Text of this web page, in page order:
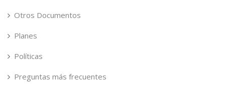
Otros Documentos
Planes
Políticas
Preguntas más frecuentes